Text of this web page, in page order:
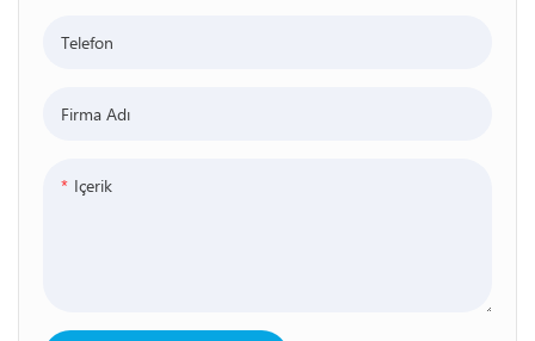
Telefon
Firma Adı
Içerik